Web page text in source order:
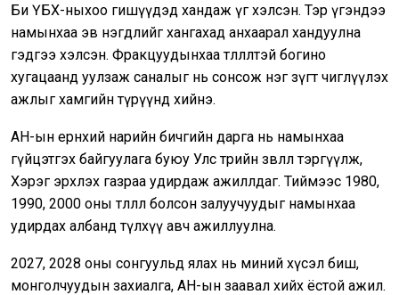
Би ҮБХ-ныхоо гишүүдэд хандаж үг хэлсэн. Тэр үгэндээ
намынхаа эв нэгдлийг хангахад анхаарал хандуулна
гэдгээ хэлсэн. Фракцуудынхаа төлөөлөлтэй богино
хугацаанд уулзаж саналыг нь сонсож нэг зүгт чиглүүлэх
ажлыг хамгийн түрүүнд хийнэ.
АН-ын ерөнхий нарийн бичгийн дарга нь намынхаа
гүйцэтгэх байгуулага буюу Улс төрийн зөвлөлөө тэргүүлж,
Хэрэг эрхлэх газраа удирдаж ажиллдаг. Тиймээс 1980,
1990, 2000 оны төлөөлөл болсон залуучуудыг намынхаа
удирдах албанд түлхүү авч ажиллуулна.
2027, 2028 оны сонгуульд ялах нь миний хүсэл биш,
монголчуудын захиалга, АН-ын заавал хийх ёстой ажил.